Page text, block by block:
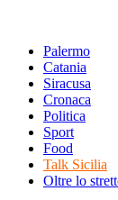
Palermo
Catania
Siracusa
Cronaca
Politica
Sport
Food
Talk Sicilia
Oltre lo